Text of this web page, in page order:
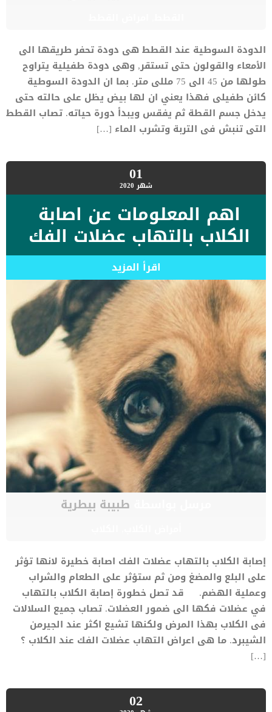
الدودة السوطية عند القطط هى دودة تحفر طريقها الى
الأمعاء والقولون حتى تستقر, وهى دودة طفيلية يتراوح
طولها من 45 الى 75 مللى متر. بما ان الدودة السوطية
كائن طفيلى فهذا يعني ان لها بيض يظل على حالته حتى
يدخل جسم القطة ثم يفقس ويبدأ دورة حياته. تصاب القطط
التى تنبش فى التربة وتشرب الماء […]
01شهر 2020
اهم المعلومات عن اصابة
الكلاب بالتهاب عضلات الفك
اقرأ المزيد
طبيبة بيطرية
إصابة الكلاب بالتهاب عضلات الفك اصابة خطيرة لانها تؤثر
على البلع والمضغ ومن ثم ستؤثر على الطعام والشراب
وعملية الهضم. قد تصل خطورة إصابة الكلاب بالتهاب
في عضلات فكها الى ضمور العضلات. تصاب جميع السلالات
فى الكلاب بهذا المرض ولكنها تشيع اكثر عند الجيرمن
الشيبرد. ما هى اعراض التهاب عضلات الفك عند الكلاب ؟
[…]
02